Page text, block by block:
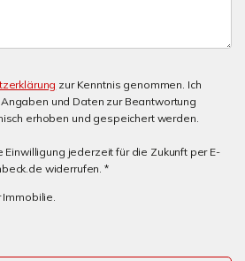
zur Kenntnis genommen. Ich
und Daten zur Beantwortung
erhoben und gespeichert werden.
Einwilligung jederzeit für die Zukunft per E-
widerrufen. *
Immobilie.